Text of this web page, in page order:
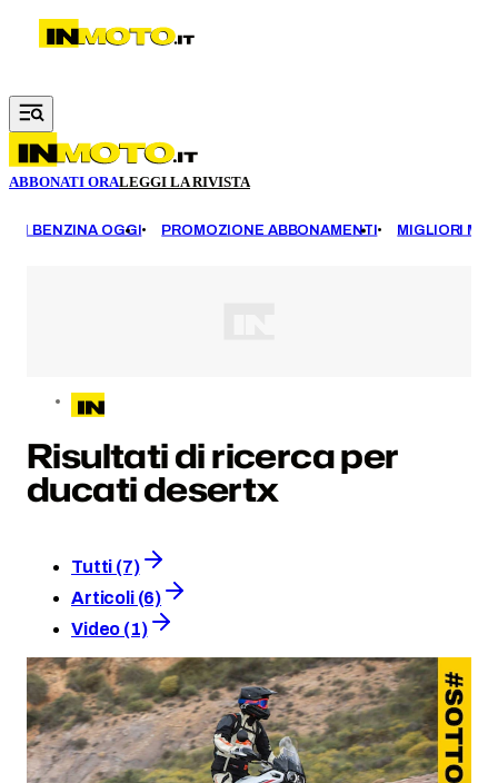
Vai al contenuto principale
ABBONATI ORALEGGI LA RIVISTA
BENZINA OGGI PROMOZIONE ABBONAMENTI MIGLIORI
Risultati di ricerca per
ducati desertx
Tutti (7)
Articoli (6)
Video (1)